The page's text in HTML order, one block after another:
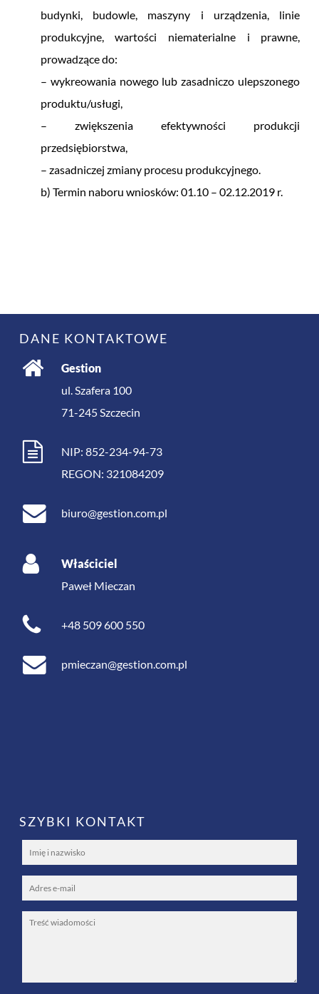
budynki, budowle, maszyny i urządzenia, linie
produkcyjne, wartości niematerialne i prawne,
prowadzące do:
– wykreowania nowego lub zasadniczo ulepszonego
produktu/usługi,
– zwiększenia efektywności produkcji
przedsiębiorstwa,
– zasadniczej zmiany procesu produkcyjnego.
b) Termin naboru wniosków: 01.10 – 02.12.2019 r.
DANE KONTAKTOWE
Gestion
ul. Szafera 100
71-245Szczecin
NIP: 852-234-94-73
REGON: 321084209
biuro@gestion.com.pl
Właściciel
Paweł Mieczan
+48 509 600 550
pmieczan@gestion.com.pl
SZYBKI KONTAKT